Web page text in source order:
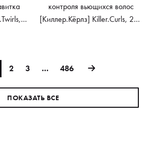
контроля вьющихся волос
[Киллер.Кёрлз] Killer.Curls, 200
2 3 … 486
ПОКАЗАТЬ ВСЕ